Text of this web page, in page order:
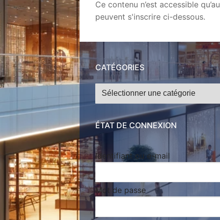
Ce contenu n’est accessible
peuvent s'inscrire ci-dessous.
CATÉGORIES
Catégories
ÉTAT DE CONNEXION
Identifiant ou e-mail
Mot de passe